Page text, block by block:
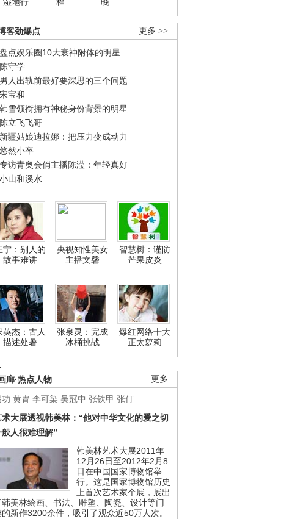
更多 >>
客劲爆点
盘点娱乐圈10大衰神附体的明星
陈守学
男人出轨前最好要深思的三个问题
宋宝和
韩雪领衔拥有神秘身份背景的明星
陈立飞飞哥
新疆姑娘迪拉娜：把压力变成动力
悠然小卒
专访青奥会俏主播陈滢：年轻真好
小山和溪水
宁：别人的
故事难讲
央视知性美女
主播文馨
智慧树：谨防
芒果皮炎
英杰：古人
描述处暑
张泉灵：完成
冰桶挑战
爆红网络十大
正太萝莉
更多
廊·热点人物
功 黄胄 李可染 吴冠中 张铁甲 张仃
术大展透视韩美林：“他对中华文化的爱之切
般人很难理解”
韩美林艺术大展2011年
12月26日至2012年2月8
日在中国国家博物馆举
行。这是国家博物馆历史
上首次艺术家个展，展出
韩美林绘画、书法、雕塑、陶瓷、设计等门
的新作3200余件，吸引了观众近50万人次。